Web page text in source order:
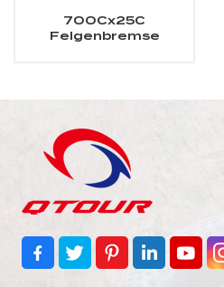
700Cx25C
Felgenbremse